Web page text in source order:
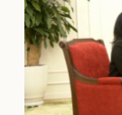
Doanh nghiệp